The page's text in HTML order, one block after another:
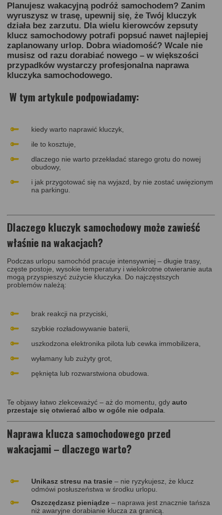
Planujesz wakacyjną podróż samochodem? Zanim
wyruszysz w trasę, upewnij się, że Twój kluczyk
działa bez zarzutu. Dla wielu kierowców zepsuty
klucz samochodowy potrafi popsuć nawet najlepiej
zaplanowany urlop. Dobra wiadomość? Wcale nie
musisz od razu dorabiać nowego – w większości
przypadków wystarczy profesjonalna naprawa
kluczyka samochodowego.
W tym artykule podpowiadamy:
kiedy warto naprawić kluczyk,
ile to kosztuje,
dlaczego nie warto przekładać starego grotu do nowej
obudowy,
i jak przygotować się na wyjazd, by nie zostać uwięzionym
na parkingu.
Dlaczego kluczyk samochodowy może zawieść
właśnie na wakacjach?
Podczas urlopu samochód pracuje intensywniej – długie trasy,
częste postoje, wysokie temperatury i wielokrotne otwieranie auta
mogą przyspieszyć zużycie kluczyka. Do najczęstszych
problemów należą:
brak reakcji na przyciski,
szybkie rozładowywanie baterii,
uszkodzona elektronika pilota lub cewka immobilizera,
wyłamany lub zużyty grot,
pęknięta lub rozwarstwiona obudowa.
Te objawy łatwo zlekceważyć – aż do momentu, gdy auto
przestaje się otwierać albo w ogóle nie odpala
Naprawa klucza samochodowego przed
wakacjami – dlaczego warto?
Unikasz stresu na trasie – nie ryzykujesz, że klucz
odmówi posłuszeństwa w środku urlopu.
Oszczędzasz pieniądze – naprawa jest znacznie tańsza
niż awaryjne dorabianie klucza za granicą.